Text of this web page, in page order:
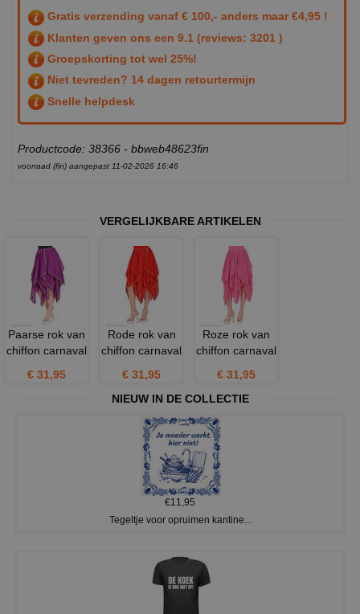
Gratis verzending vanaf € 100,- anders maar €4,95 !
Klanten geven ons een 9.1 (reviews: 3201 )
Groepskorting tot wel 25%!
Niet tevreden? 14 dagen retourtermijn
Snelle helpdesk
Productcode: 38366 - bbweb48623fin
voorraad (fin) aangepast 11-02-2026 16:46
VERGELIJKBARE ARTIKELEN
Paarse rok van
chiffon carnaval
€ 31,95
Rode rok van
chiffon carnaval
€ 31,95
Roze rok van
chiffon carnaval
€ 31,95
NIEUW IN DE COLLECTIE
€11,95
Tegeltje voor opruimen kantine...